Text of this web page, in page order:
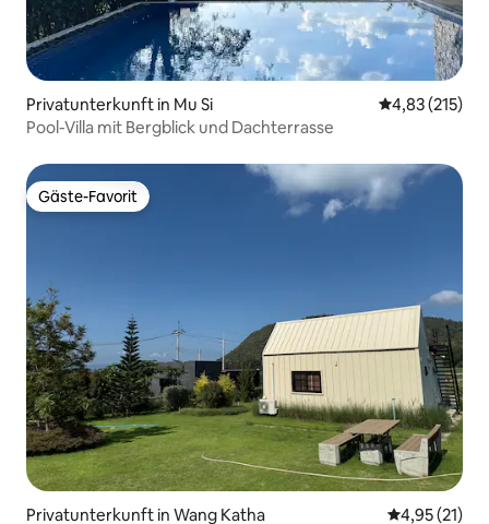
Privatunterkunft in Mu Si
4,83 (215)
Pool-Villa mit Bergblick und Dachterrasse
Gäste-Favorit
Gäste-Favorit
Privatunterkunft in Wang Katha
4,95 (21)